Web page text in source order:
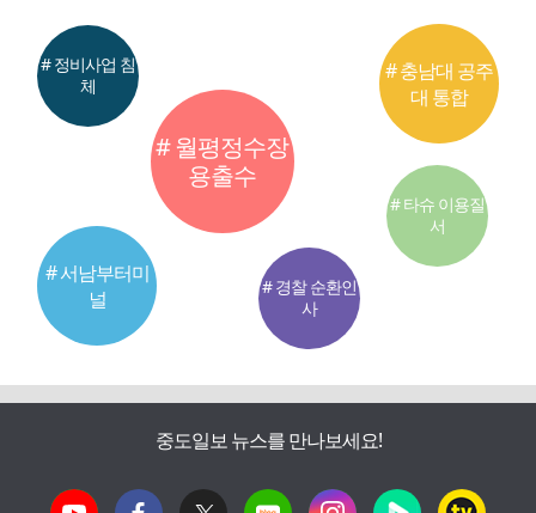
# 월평정수장
용출수
# 서남부터미
널
# 충남대 공주
대 통합
# 정비사업 침
체
# 경찰 순환인
사
# 타슈 이용질
서
중도일보 뉴스를 만나보세요!